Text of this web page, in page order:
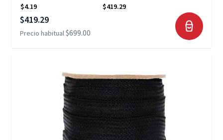
$4.19
$419.29
Precio especial
$419.29
Precio habitual$699.00